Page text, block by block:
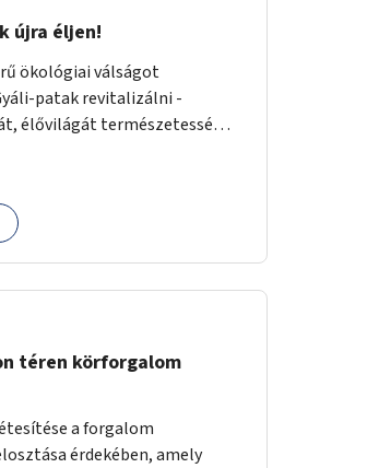
újra éljen!
ökológiai válságot
patak revitalizálni -
élővilágát természetessé
Élő kapcsolatot létrehozni
között, illetve a
téren körforgalom
a forgalom
érdekében, amely